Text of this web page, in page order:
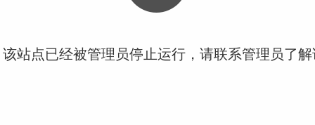
站点已经被管理员停止运行，请联系管理员了